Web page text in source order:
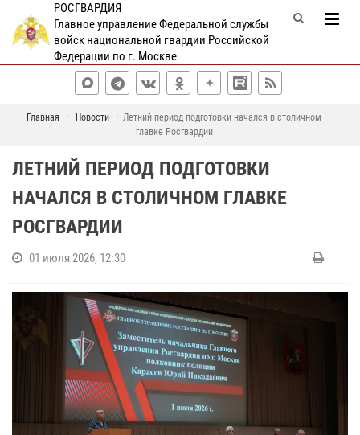
РОСГВАРДИЯ
Главное управление Федеральной службы
войск национальной гвардии Российской
Федерации по г. Москве
Главная Новости
Летний период подготовки начался в столичном
главке Росгвардии
ЛЕТНИЙ ПЕРИОД ПОДГОТОВКИ
НАЧАЛСЯ В СТОЛИЧНОМ ГЛАВКЕ
РОСГВАРДИИ
01 июля 2026, 12:30